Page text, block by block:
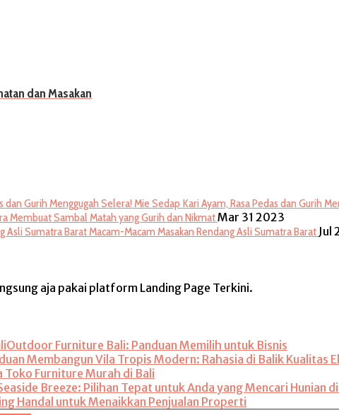
dan Masakan
Mie Sedap Kari Ayam, Rasa Pedas dan Gurih
Membuat Sambal Matah yang Gurih dan NikmatMar 31 2023
Macam-Macam Masakan Rendang Asli Sumatra Barat Jul
aja pakai platform Landing Page Terkini.
Outdoor Furniture Bali: Panduan Memilih untuk Bisnis
Membangun Vila Tropis Modern: Rahasia di Balik Kualitas
Toko Furniture Murah di Bali
Breeze: Pilihan Tepat untuk Anda yang Mencari Hunian
Handal untuk Menaikkan Penjualan Properti